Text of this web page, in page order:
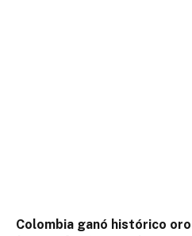
Colombia ganó histórico